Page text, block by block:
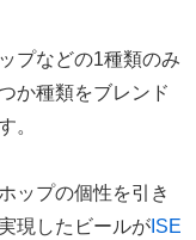
プなどの1種類のみ
か種類をブレンド
。
ップの個性を引き
現したビールが ISE